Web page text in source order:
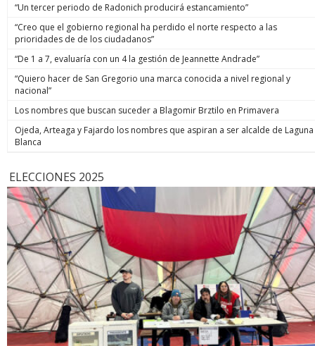
“Un tercer periodo de Radonich producirá estancamiento”
“Creo que el gobierno regional ha perdido el norte respecto a las
prioridades de de los ciudadanos”
“De 1 a 7, evaluaría con un 4 la gestión de Jeannette Andrade”
“Quiero hacer de San Gregorio una marca conocida a nivel regional y
nacional”
Los nombres que buscan suceder a Blagomir Brztilo en Primavera
Ojeda, Arteaga y Fajardo los nombres que aspiran a ser alcalde de Laguna
Blanca
ELECCIONES 2025